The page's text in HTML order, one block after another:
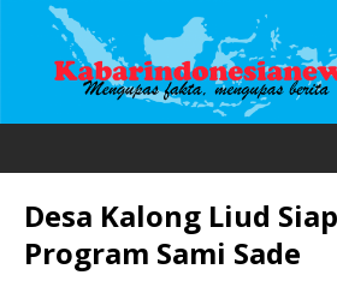
Desa Kalong Liud
Program Sami Sade